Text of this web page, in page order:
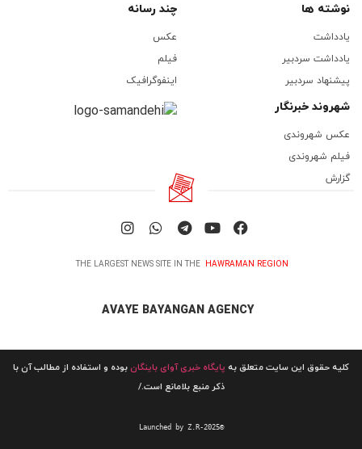
نوشته ها
یادداشت
یادداشت سردبیر
پیشنهاد سردبیر
چند رسانه
عکس
فیلم
اینفوگرافیک
شهروند خبرنگار
عکس شهروندی
فیلم شهروندی
گزارش
THE LARGEST NEWS SITE IN THE HAWRAMAN REGION
AVAYE BAYANGAN AGENCY
کلیه حقوق این سایت متعلق به پایگاه خبری آوای باینگانبوده و استفاده از مطالب آن با
ذکر منبع بلامانع است./
Launched by Z.R-2025©